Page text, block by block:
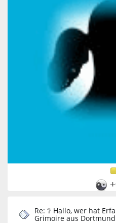
Re: ❔ Hallo, wer hat
Grimoire aus Dortmund